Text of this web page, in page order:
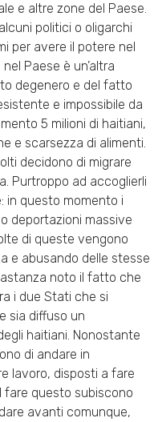
e altre zone del Paese.
politici o oligarchi
per avere il potere nel
Paese è un’altra
degenero e del fatto
e impossibile da
5 milioni di haitiani,
e scarsezza di alimenti.
decidono di migrare
Purtroppo ad accoglierli
in questo momento i
deportazioni massive
di queste vengono
e abusando delle stesse
noto il fatto che
i due Stati che si
sia diffuso un
haitiani. Nonostante
di andare in
lavoro, disposti a fare
fare questo subiscono
avanti comunque,